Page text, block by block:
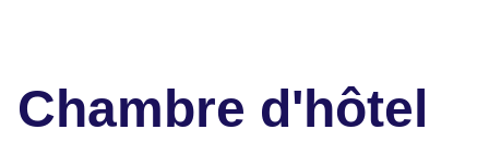
Chambre d'hôtel